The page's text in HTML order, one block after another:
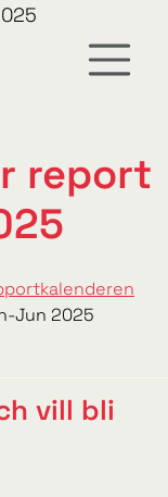
report
Jun 2025
vill bli